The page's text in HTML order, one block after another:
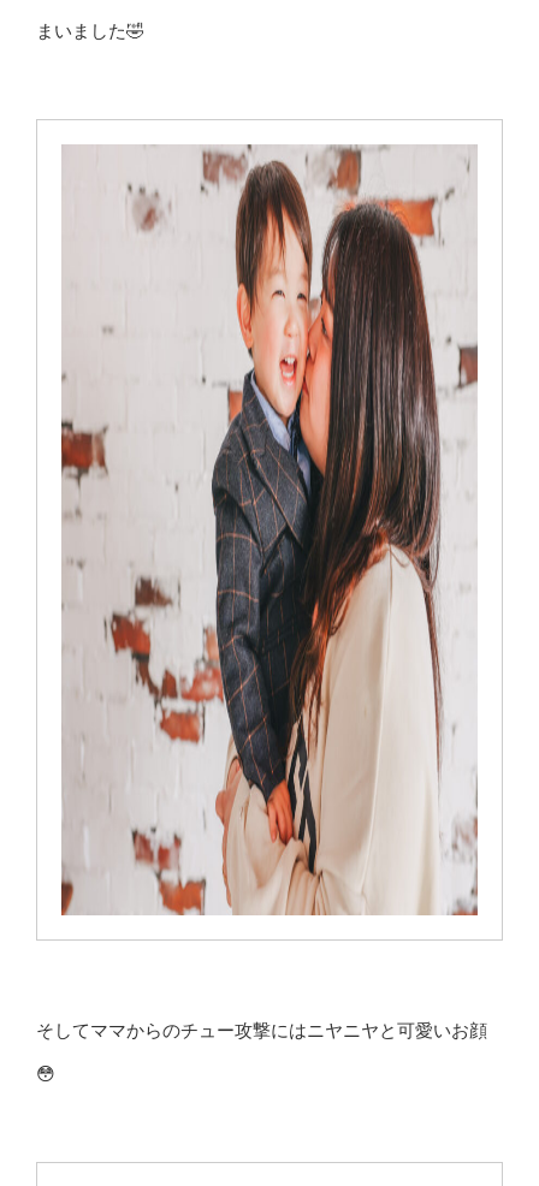
まいました🤣
そしてママからのチュー攻撃にはニヤニヤと可愛いお顔
😳